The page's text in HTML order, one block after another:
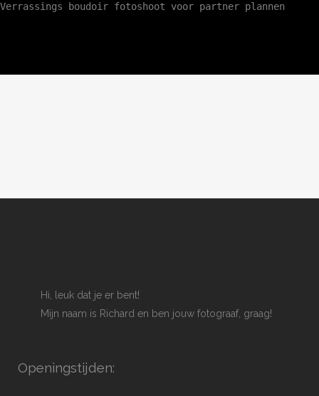
Verrassings boudoir fotoshoot voor partner plannen
Hi, leuk dat je er bent!
Mijn naam is Richard en ben jouw fotograaf, graag!
Openingstijden: